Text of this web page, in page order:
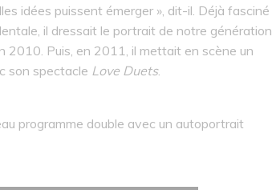
idées puissent émerger », dit-il. Déjà fasciné
il dressait le portrait de notre génération
2010. Puis, en 2011, il mettait en scène un
son spectacle Love Duets.
programme double avec un autoportrait